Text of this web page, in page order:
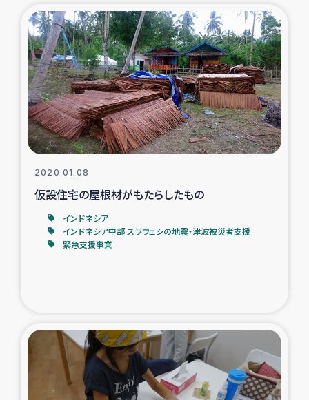
神原ゼミxパルシック
石巻市街地在宅被災者支援
復興応援隊の活動
仮設住宅生活支援・農業復興支援
漁業復興支援
インターン・ボランティア日誌
ガザ空爆被災者への食料支援と農家生産支援
ガザ地区における羊の畜産支援
2020.01.08
仮設住宅の屋根材がもたらしたもの
インドネシア
インドネシア中部 スラウェシの地震・津波被災者支援
緊急支援事業